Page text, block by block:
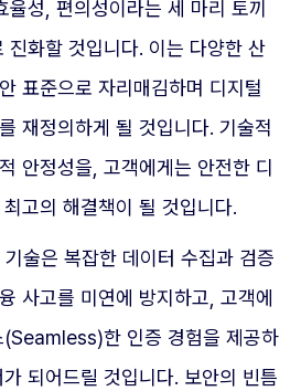
성, 편의성이라는 세 마리 토끼
진화할 것입니다. 이는 다양한 산
표준으로 자리매김하며 디지털
재정의하게 될 것입니다. 기술적
안정성을, 고객에게는 안전한 디
고의 해결책이 될 것입니다.
술은 복잡한 데이터 수집과 검증
사고를 미연에 방지하고, 고객에
(Seamless)한 인증 경험을 제공하
되어드릴 것입니다. 보안의 빈틈